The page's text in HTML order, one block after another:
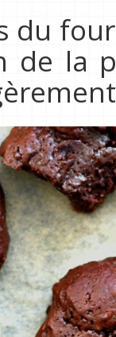
du
de la